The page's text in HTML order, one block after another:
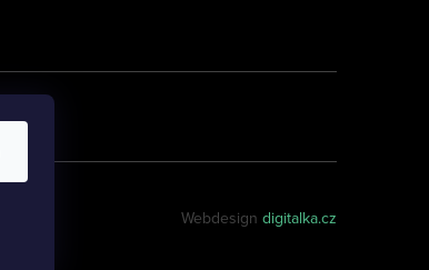
Webdesign digitalka.cz